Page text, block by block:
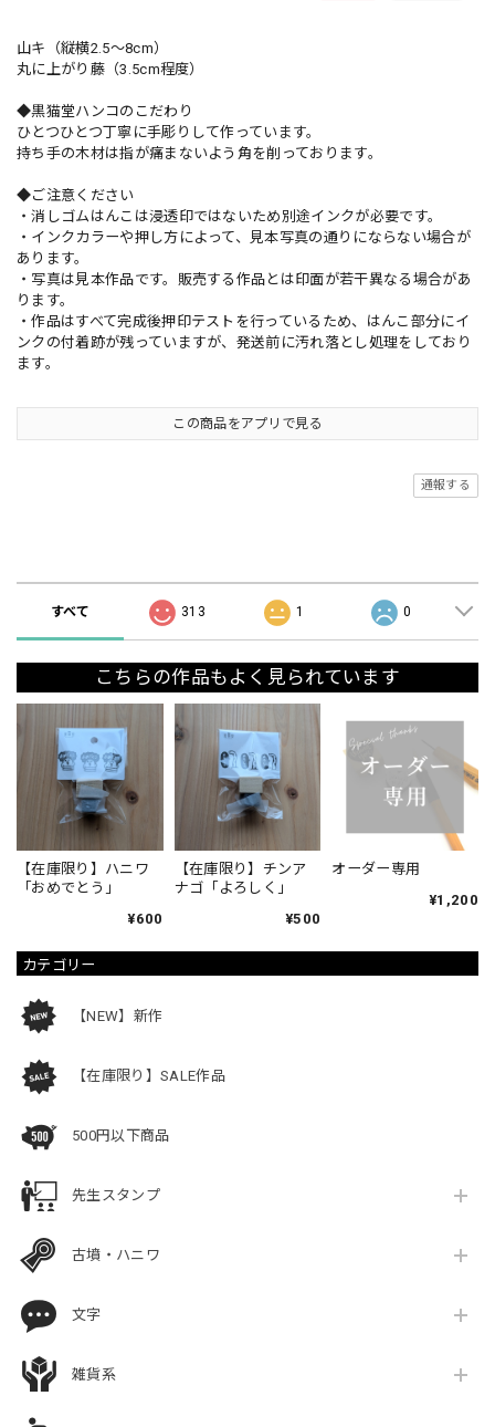
カテゴリー
【NEW】新作
【在庫限り】SALE作品
500円以下商品
先生スタンプ
古墳・ハニワ
文字
雑貨系
山キ（縦横2.5～8cm）
丸に上がり藤（3.5cm程度）
◆黒猫堂ハンコのこだわり
ひとつひとつ丁寧に手彫りして作っています。
持ち手の木材は指が痛まないよう角を削っております。
◆ご注意ください
・消しゴムはんこは浸透印ではないため別途インクが必要です。
・インクカラーや押し方によって、見本写真の通りにならない場合が
あります。
・写真は見本作品です。販売する作品とは印面が若干異なる場合があ
ります。
・作品はすべて完成後押印テストを行っているため、はんこ部分にイ
ンクの付着跡が残っていますが、発送前に汚れ落とし処理をしており
ます。
この商品をアプリで見る
通報する
すべて 313 1 0
こちらの作品もよく見られています
【在庫限り】ハニワ
「おめでとう」
¥600
【在庫限り】チンア
ナゴ「よろしく」
¥500
オーダー専用
¥1,200